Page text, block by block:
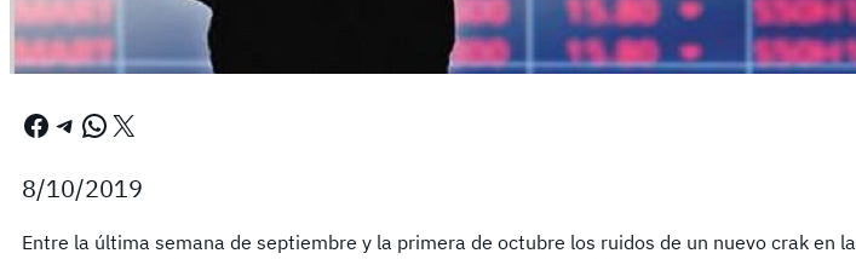
Facebook Telegram WhatsApp X
8/10/2019
Entre la última semana de septiembre y la primera de octubre los ruidos de un nuevo crak en la